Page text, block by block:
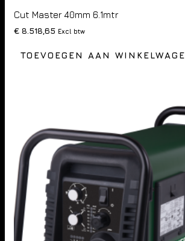
Cut Master 40mm 6.1mtr
€ 8.518,65 Excl btw
TOEVOEGEN AAN